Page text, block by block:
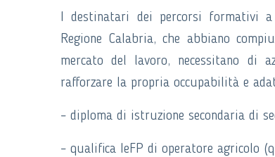
I destinatari dei percorsi formativi
Regione Calabria, che abbiano
mercato del lavoro, necessitano di
rafforzare la propria occupabilità e
– diploma di istruzione secondaria di
– qualifica IeFP di operatore agricolo